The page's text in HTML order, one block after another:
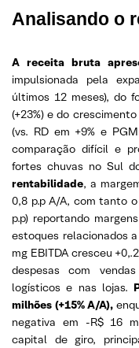
Analisando o
A receita bruta
impulsionada pela
últimos 12 meses), do
(+23%) e do
(vs. RD em +9% e
comparação difícil e
fortes chuvas no Sul
rentabilidade, a
0,8 p.p A/A, com tanto
p.p) reportando
estoques relacionados
mg EBITDA cresceu
despesas com
logísticos e nas lojas.
milhões (+15% A/A),
negativa em -R$ 16
capital de giro,